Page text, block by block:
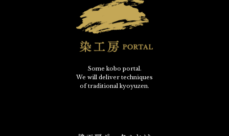
Some kobo portal.
We will deliver techniques
of traditional kyoyuzen.